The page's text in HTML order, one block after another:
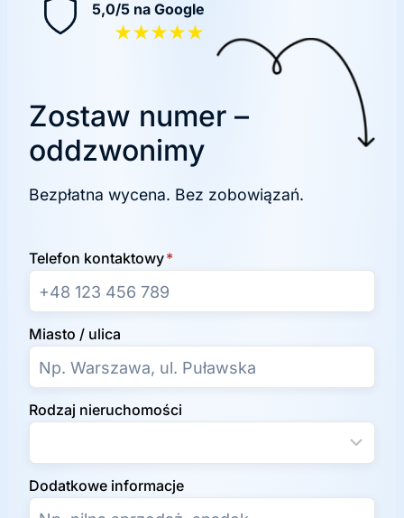
5,0/5 na Google
★★★★★
Zostaw numer –
oddzwonimy
Bezpłatna wycena. Bez zobowiązań.
Telefon kontaktowy*
Miasto / ulica
Rodzaj nieruchomości
Dodatkowe informacje